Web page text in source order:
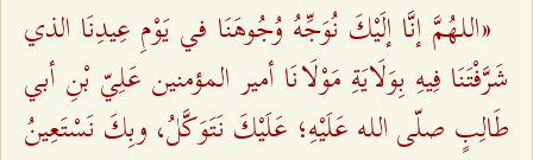
«اللـهُمَّ إنَّا إلَيْكَ نُوَجِّهُ وُجُوهَنَا في يَوْمِ عِيدِنَا الذي
شَرَّفْتَنَا فِيهِ بِوَلَايَةِ مَوْلَانَا أمير المؤمنين عَلِيّ بْنِ أبي
طَالِبٍ صلّى اللـه عَلَيْهِ؛ عَلَيْكَ نَتَوَكَّلُ، وبِكَ نَسْتَعِينُ